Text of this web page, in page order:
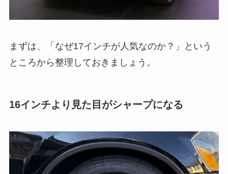
まずは、「なぜ17インチが人気なのか？」という
ところから整理しておきましょう。
16インチより見た目がシャープになる